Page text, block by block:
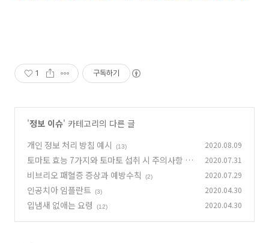
1 구독하기
'정보 이슈' 카테고리의 다른 글
개인 정보 처리 방침 예시
(13) 2020.08.09
토마토 효능 7가지와 토마토 섭취 시 주의사항 3
가지
(2)
2020.07.31
비브리오 패혈증 증상과 예방수칙 (2) 2020.07.29
인공치아 임플란트 (3) 2020.04.30
입냄새 없애는 요령 (12) 2020.04.30